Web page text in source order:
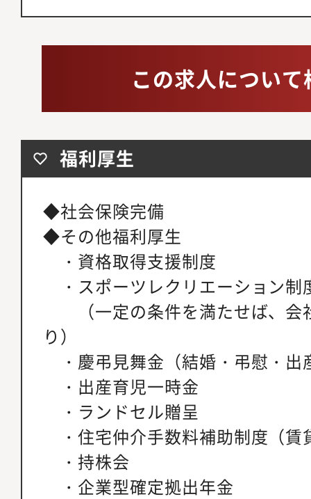
この求人につい
福利厚生
◆社会保険完備
◆その他福利厚生
・資格取得支援制度
・スポーツレクリエーション制
（一定の条件を満たせば、会
り）
・慶弔見舞金（結婚・弔慰
・出産育児一時金
・ランドセル贈呈
・住宅仲介手数料補助制度（賃
・持株会
・企業型確定拠出年金